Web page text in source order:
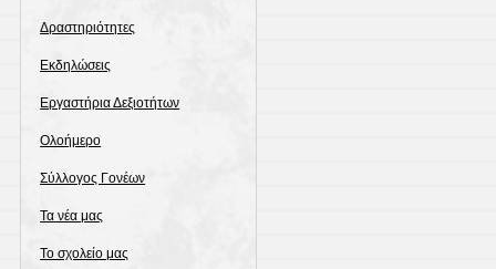
Δραστηριότητες
Εκδηλώσεις
Εργαστήρια Δεξιοτήτων
Ολοήμερο
Σύλλογος Γονέων
Τα νέα μας
Το σχολείο μας